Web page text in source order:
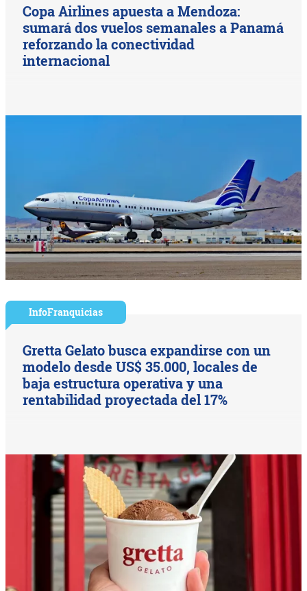
Copa Airlines apuesta a Mendoza:
sumará dos vuelos semanales a Panamá
reforzando la conectividad
internacional
InfoFranquicias
Gretta Gelato busca expandirse con un
modelo desde US$ 35.000, locales de
baja estructura operativa y una
rentabilidad proyectada del 17%